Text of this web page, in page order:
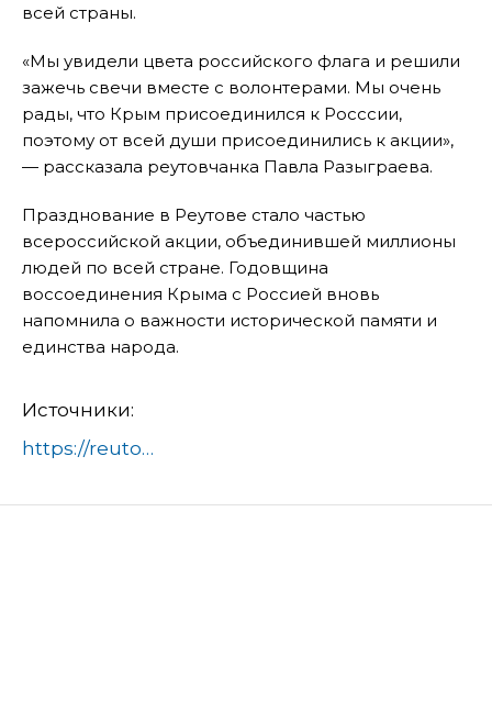
всей страны.
«Мы увидели цвета российского флага и решили
зажечь свечи вместе с волонтерами. Мы очень
рады, что Крым присоединился к Росссии,
поэтому от всей души присоединились к акции»,
— рассказала реутовчанка Павла Разыграева.
Празднование в Реутове стало частью
всероссийской акции, объединившей миллионы
людей по всей стране. Годовщина
воссоединения Крыма с Россией вновь
напомнила о важности исторической памяти и
единства народа.
Источники:
https://reutov.net/article/v-reutove-yarko-otmetili-godovschinu-vossoedineniya-kryma-s-rossiej-670251